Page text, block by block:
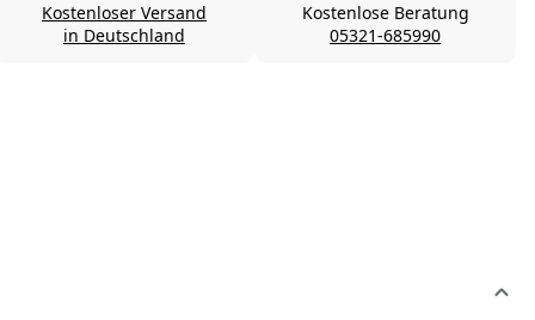
Kostenloser Versand
in Deutschland
Kostenlose Beratung
05321-685990